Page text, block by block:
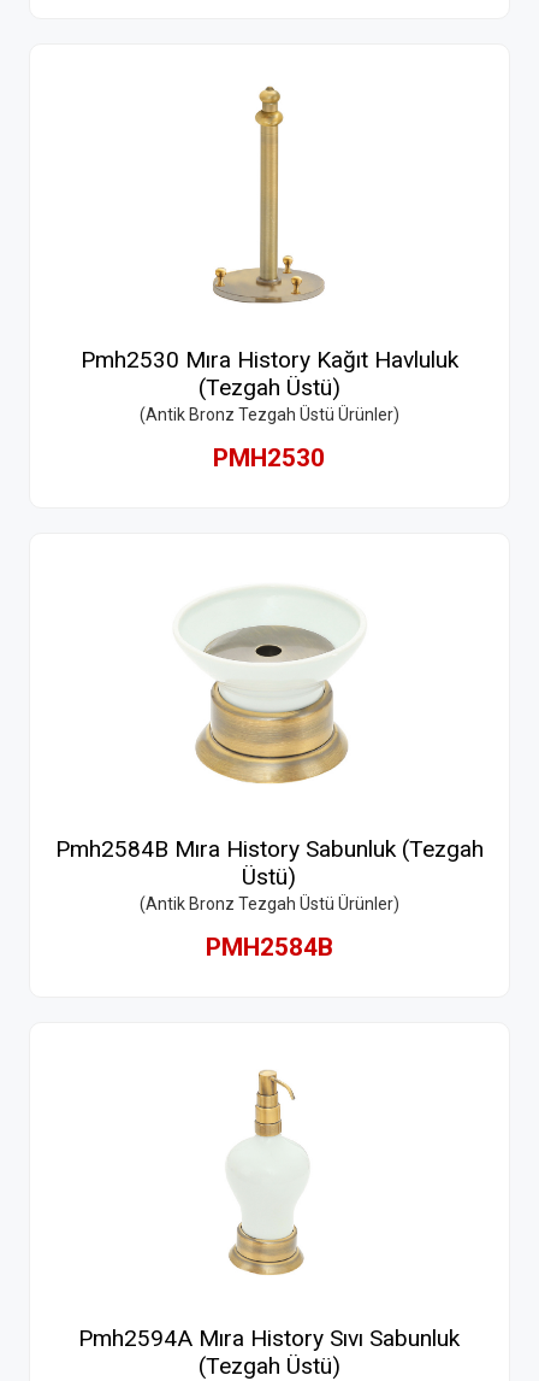
Pmh2530 Mıra History Kağıt Havluluk
(Tezgah Üstü)
(Antik Bronz Tezgah Üstü Ürünler)
PMH2530
Pmh2584B Mıra History Sabunluk (Tezgah
Üstü)
(Antik Bronz Tezgah Üstü Ürünler)
PMH2584B
Pmh2594A Mıra History Sıvı Sabunluk
(Tezgah Üstü)